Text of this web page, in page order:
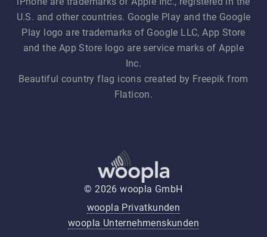
U.S. and other countries. Google Play and the Google
Play logo are trademarks of Google LLC, App Store
and the App Store logo are service marks of Apple
Inc.
Beautiful country flag icons created by Freepik from
Flaticon.
© 2026 woopla GmbH
woopla Privatkunden
woopla Unternehmenskunden